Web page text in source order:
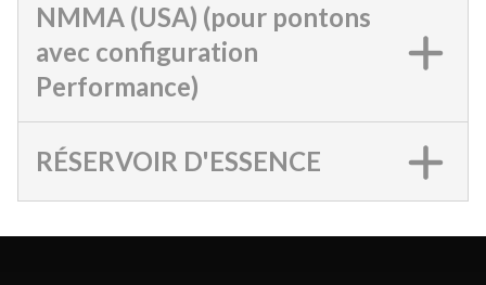
NMMA (USA) (pour pontons
avec configuration
Performance)
RÉSERVOIR D'ESSENCE